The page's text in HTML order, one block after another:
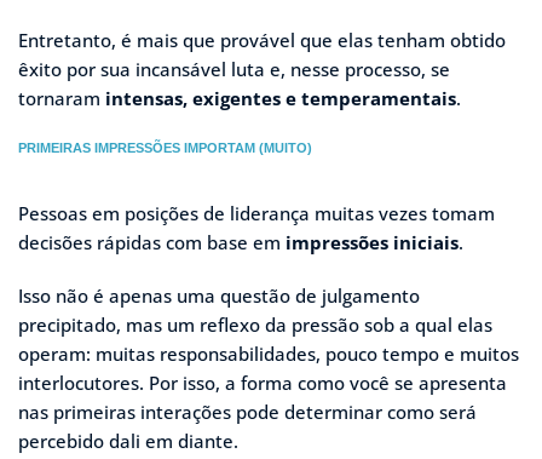
Entretanto, é mais que provável que elas tenham obtido
êxito por sua incansável luta e, nesse processo, se
tornaram intensas, exigentes e temperamentais.
PRIMEIRAS IMPRESSÕES IMPORTAM (MUITO)
Pessoas em posições de liderança muitas vezes tomam
decisões rápidas com base em impressões iniciais.
Isso não é apenas uma questão de julgamento
precipitado, mas um reflexo da pressão sob a qual elas
operam: muitas responsabilidades, pouco tempo e muitos
interlocutores. Por isso, a forma como você se apresenta
nas primeiras interações pode determinar como será
percebido dali em diante.